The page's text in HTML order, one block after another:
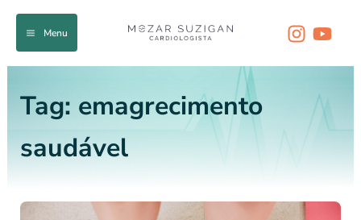
Menu
Tag: emagrecimento
saudável